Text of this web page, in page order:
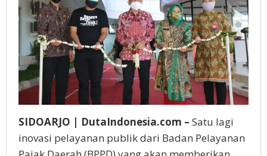
SIDOARJO | DutaIndonesia.com – Satu lagi
inovasi pelayanan publik dari Badan Pelayanan